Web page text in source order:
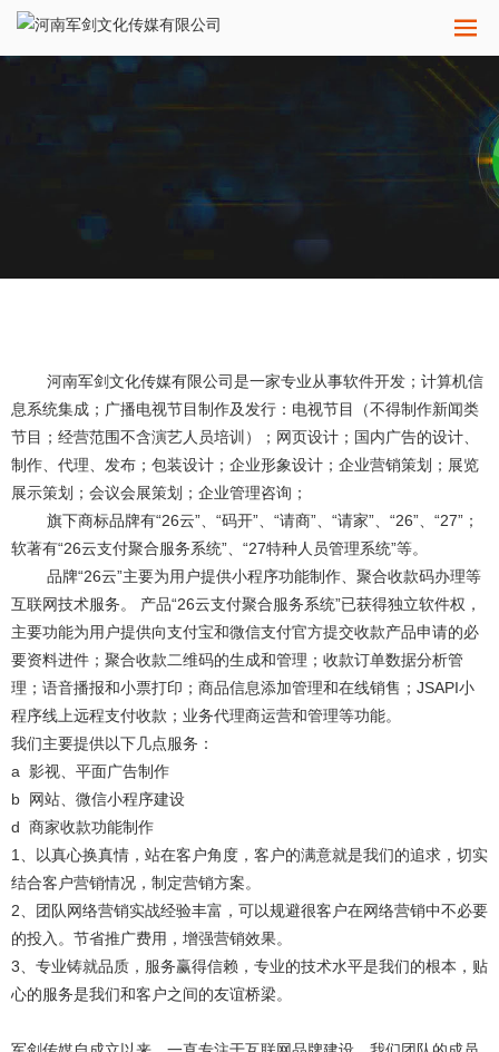
河南军剑文化传媒有限公司是一家专业从事软件开发；计算机信
息系统集成；广播电视节目制作及发行：电视节目（不得制作新闻类
节目；经营范围不含演艺人员培训）；网页设计；国内广告的设计、
制作、代理、发布；包装设计；企业形象设计；企业营销策划；展览
展示策划；会议会展策划；企业管理咨询；
旗下商标品牌有“26云”、“码开”、“请商”、“请家”、“26”、“27”；
软著有“26云支付聚合服务系统”、“27特种人员管理系统”等。
品牌“26云”主要为用户提供小程序功能制作、聚合收款码办理等
互联网技术服务。 产品“26云支付聚合服务系统”已获得独立软件权，
主要功能为用户提供向支付宝和微信支付官方提交收款产品申请的必
要资料进件；聚合收款二维码的生成和管理；收款订单数据分析管
理；语音播报和小票打印；商品信息添加管理和在线销售；JSAPI小
程序线上远程支付收款；业务代理商运营和管理等功能。
我们主要提供以下几点服务：
a 影视、平面广告制作
b 网站、微信小程序建设
d 商家收款功能制作
1、以真心换真情，站在客户角度，客户的满意就是我们的追求，切实
结合客户营销情况，制定营销方案。
2、团队网络营销实战经验丰富，可以规避很客户在网络营销中不必要
的投入。节省推广费用，增强营销效果。
3、专业铸就品质，服务赢得信赖，专业的技术水平是我们的根本，贴
心的服务是我们和客户之间的友谊桥梁。